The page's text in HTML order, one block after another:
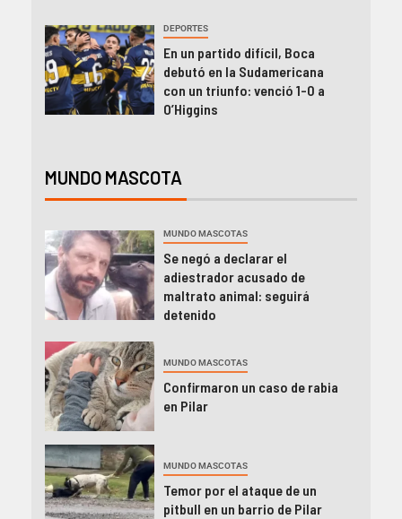
DEPORTES
En un partido difícil, Boca
debutó en la Sudamericana
con un triunfo: venció 1-0 a
O’Higgins
MUNDO MASCOTA
MUNDO MASCOTAS
Se negó a declarar el
adiestrador acusado de
maltrato animal: seguirá
detenido
MUNDO MASCOTAS
Confirmaron un caso de rabia
en Pilar
MUNDO MASCOTAS
Temor por el ataque de un
pitbull en un barrio de Pilar